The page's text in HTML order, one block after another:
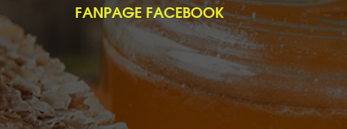
FANPAGE FACEBOOK